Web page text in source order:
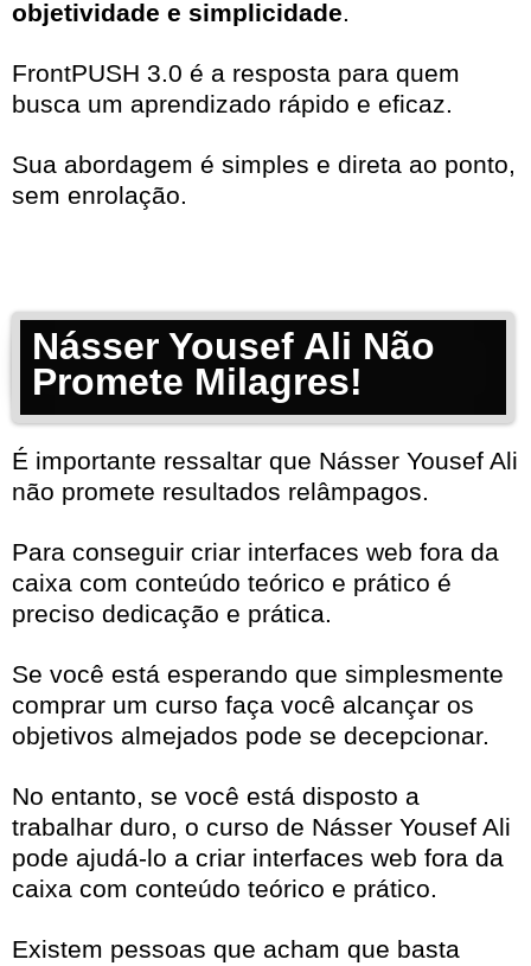
objetividade e simplicidade.
FrontPUSH 3.0 é a resposta para quem
busca um aprendizado rápido e eficaz.
Sua abordagem é simples e direta ao ponto,
sem enrolação.
Násser Yousef Ali Não
Promete Milagres!
É importante ressaltar que Násser Yousef Ali
não promete resultados relâmpagos.
Para conseguir criar interfaces web fora da
caixa com conteúdo teórico e prático é
preciso dedicação e prática.
Se você está esperando que simplesmente
comprar um curso faça você alcançar os
objetivos almejados pode se decepcionar.
No entanto, se você está disposto a
trabalhar duro, o curso de Násser Yousef Ali
pode ajudá-lo a criar interfaces web fora da
caixa com conteúdo teórico e prático.
Existem pessoas que acham que basta